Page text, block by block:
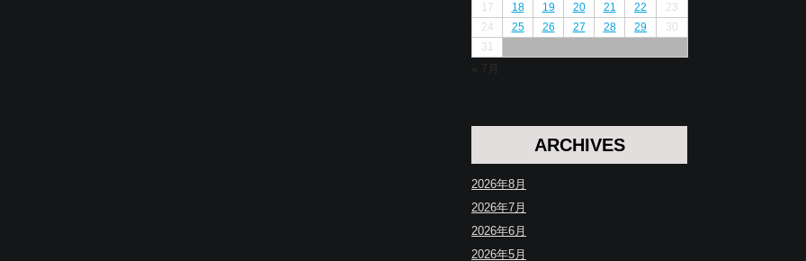
17
18 19 20 21 22
23
24
25 26 27 28 29
30
31
« 7月
ARCHIVES
2026年8月
2026年7月
2026年6月
2026年5月